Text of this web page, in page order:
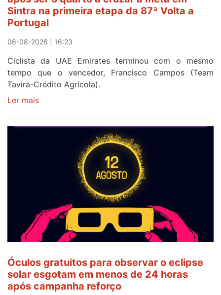
da
Volta
a
Portugal
Sintra na primeira etapa da 87ª Volta a
Portugal
06-08-2026 | 16:23
Ciclista da UAE Emirates terminou com o mesmo
tempo que o vencedor, Francisco Campos (Team
Tavira-Crédito Agrícola).
Ler mais
ser
o
quarto
a
a
meta
em
Óculos gratuitos para observar o eclipse
solar esgotam em menos de 24 horas
após campanha reforço